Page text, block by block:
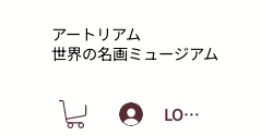
アートリアム
​世界の名画ミュージアム
LOGIN